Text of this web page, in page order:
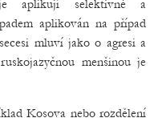
aplikují selektivně a
aplikován na případ
mluví jako o agresi a
menšinou je
Kosova nebo rozdělení